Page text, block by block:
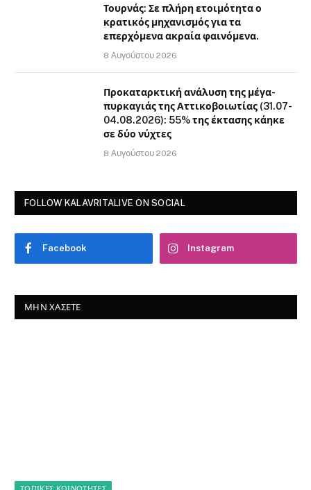
Τουρνάς: Σε πλήρη ετοιμότητα ο
κρατικός μηχανισμός για τα
επερχόμενα ακραία φαινόμενα.
8 Αυγούστου 2026
Προκαταρκτική ανάλυση της μέγα-
πυρκαγιάς της Αττικοβοιωτίας (31.07-
04.08.2026): 55% της έκτασης κάηκε
σε δύο νύχτες
8 Αυγούστου 2026
FOLLOW KALAVRITALIVE ON SOCIAL
Facebook Instagram
ΜΗΝ ΧΆΣΕΤΕ